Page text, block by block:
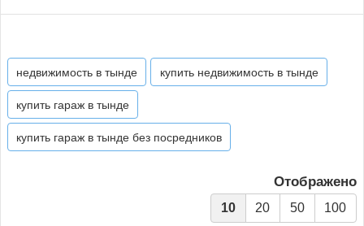
недвижимость в тынде купить недвижимость в тынде
купить гараж в тынде
купить гараж в тынде без посредников
Отображено
10 20 50 100